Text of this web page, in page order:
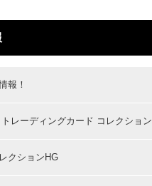
報！
レーディングカード コレクショ
クションHG